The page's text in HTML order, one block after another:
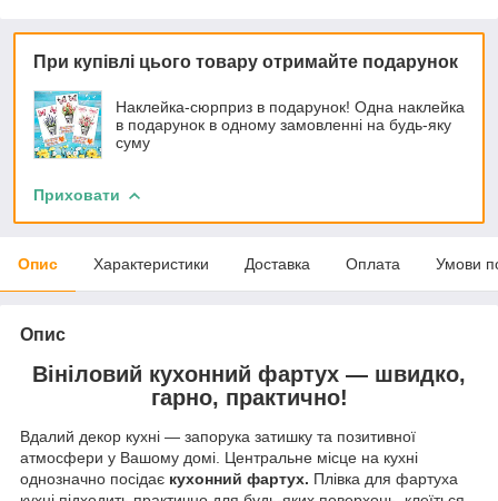
При купівлі цього товару отримайте подарунок
Наклейка-сюрприз в подарунок! Одна наклейка
в подарунок в одному замовленні на будь-яку
суму
Приховати
Опис Характеристики Доставка Оплата Умови
Опис
Вініловий кухонний фартух — швидко,
гарно, практично!
Вдалий декор кухні — запорука затишку та позитивної
атмосфери у Вашому домі. Центральне місце на кухні
однозначно посідає кухонний фартух. Плівка для фартуха